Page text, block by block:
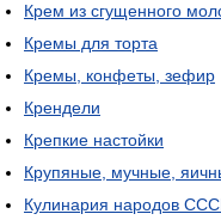
Крем из сгущенного
Кремы для торта
Кремы, конфеты, зефир
Крендели
Крепкие настойки
Крупяные, мучные,
Кулинария народов